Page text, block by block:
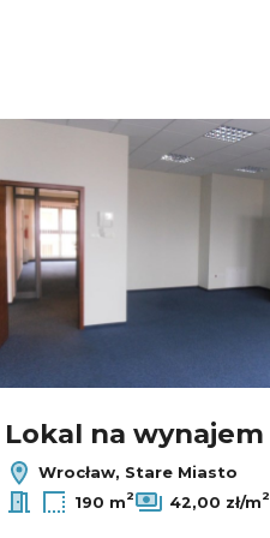
Lokal na wynajem
Wrocław, Stare Miasto
190 m2 42,00 zł/m2